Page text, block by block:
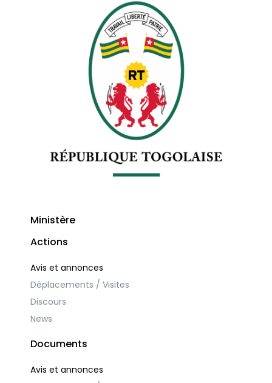
Ministère
Actions
Avis et annonces
Déplacements / Visites
Discours
News
Documents
Avis et annonces